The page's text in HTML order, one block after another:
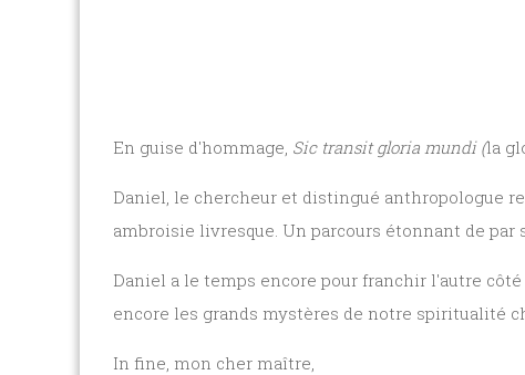
En guise d'hommage, Sic transit gloria mundi (la
Daniel, le chercheur et distingué anthropologue
ambroisie livresque. Un parcours étonnant de
Daniel a le temps encore pour franchir l'autre
encore les grands mystères de notre spiritualité
In fine, mon cher